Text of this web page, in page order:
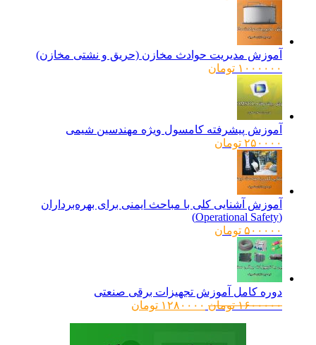
آموزش مدیریت حوادث مخازن (حریق و نشتی مخازن)
۱۰۰۰۰۰۰ تومان
آموزش پیشرفته کامسول ویژه مهندسین شیمی
۲۵۰۰۰۰ تومان
آموزش آشنایی کلی با مباحث ایمنی برای بهره‌برداران
۵۰۰۰۰۰ تومان
دوره کامل آموزش تجهیزات برقی صنعتی
۱۶۰۰۰۰۰ تومانقیمت
۱۲۸۰۰۰۰ تومانقیمت